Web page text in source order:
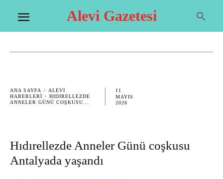
Alevi Gazetesi
ANA SAYFA
ALEVI
HABERLERI
HIDIRELLEZDE
ANNELER GÜNÜ COŞKUSU...
11
MAYIS
2026
Hıdırellezde Anneler Günü coşkusu
Antalyada yaşandı